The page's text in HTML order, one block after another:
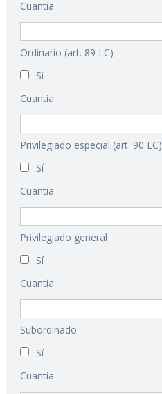
Cuantía
Ordinario (art. 89 LC)
Sí
Cuantía
Privilegiado especial (art. 90 LC)
Sí
Cuantía
Privilegiado general
Sí
Cuantía
Subordinado
Sí
Cuantía